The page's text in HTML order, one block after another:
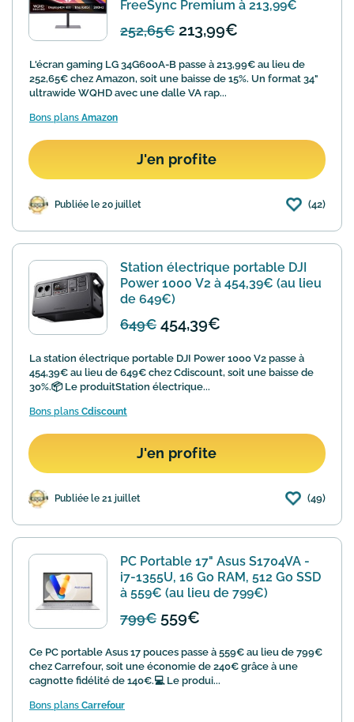
FreeSync Premium à 213,99€
252,65€ 213,99€
L'écran gaming LG 34G600A-B passe à 213,99€ au lieu de
252,65€ chez Amazon, soit une baisse de 15%. Un format 34"
ultrawide WQHD avec une dalle VA rap...
Bons plans Amazon
J'en profite
Publiée le 20 juillet (42)
Station électrique portable DJI
Power 1000 V2 à 454,39€ (au lieu
de 649€)
649€ 454,39€
La station électrique portable DJI Power 1000 V2 passe à
454,39€ au lieu de 649€ chez Cdiscount, soit une baisse de
30%.📦 Le produitStation électrique...
Bons plans Cdiscount
J'en profite
Publiée le 21 juillet (49)
PC Portable 17" Asus S1704VA -
i7-1355U, 16 Go RAM, 512 Go SSD
à 559€ (au lieu de 799€)
799€ 559€
Ce PC portable Asus 17 pouces passe à 559€ au lieu de 799€
chez Carrefour, soit une économie de 240€ grâce à une
cagnotte fidélité de 140€.💻 Le produi...
Bons plans Carrefour